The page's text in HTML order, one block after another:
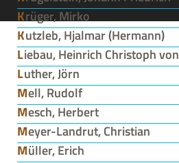
Krüger, Mirko
Kutzleb, Hjalmar (Hermann)
Liebau, Heinrich Christoph von
Luther, Jörn
Mell, Rudolf
Mesch, Herbert
Meyer-Landrut, Christian
Müller, Erich